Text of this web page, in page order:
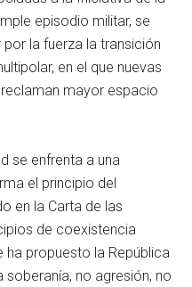
episodio militar, se
la fuerza la transición
en el que nuevas
mayor espacio
se enfrenta a una
el principio del
en la Carta de las
de coexistencia
propuesto la República
no agresión, no